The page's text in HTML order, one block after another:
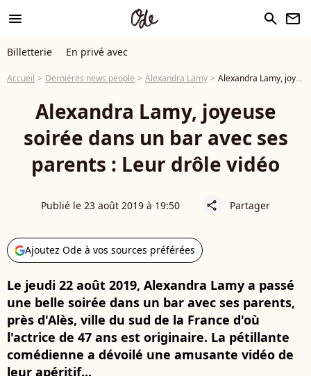
menu search newsletter
Billetterie En privé avec
Accueil Dernières news people Alexandra Lamy Alexandra Lamy, joyeuse soirée dans un bar avec ses parents : Leur drôle vidéo
Alexandra Lamy, joyeuse
soirée dans un bar avec ses
parents : Leur drôle vidéo
Publié le 23 août 2019 à 19:50 share Partager
Ajoutez Ode à vos sources préférées
Le jeudi 22 août 2019, Alexandra Lamy a passé
une belle soirée dans un bar avec ses parents,
près d'Alès, ville du sud de la France d'où
l'actrice de 47 ans est originaire. La pétillante
comédienne a dévoilé une amusante vidéo de
leur apéritif...